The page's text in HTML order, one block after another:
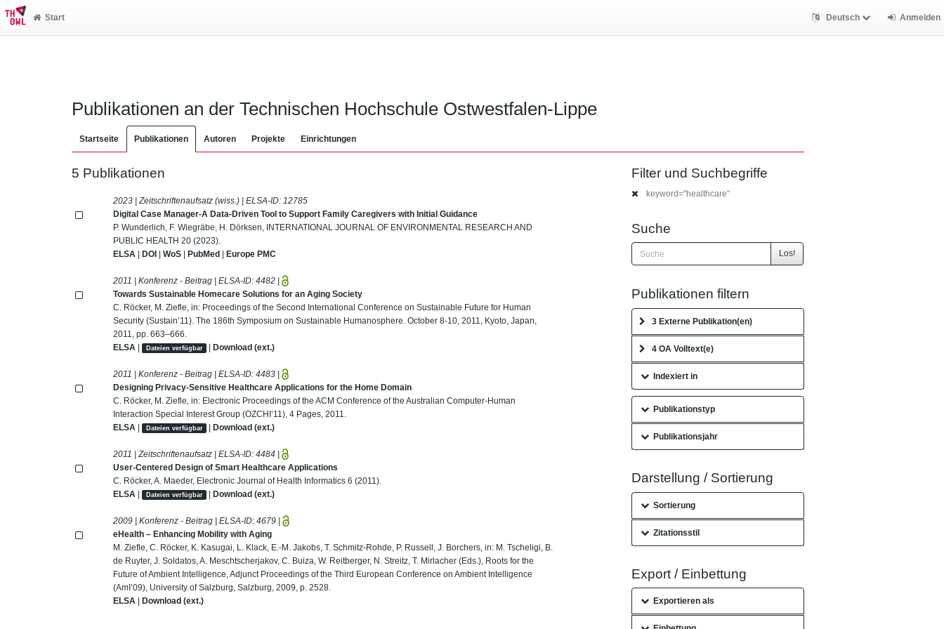
Start Deutsch Anmelden
Publikationen an der Technischen Hochschule Ostwestfalen-Lippe
Startseite Publikationen Autoren Projekte Einrichtungen
5 Publikationen
2023 | Zeitschriftenaufsatz (wiss.) | ELSA-ID: 12785
Digital Case Manager-A Data-Driven Tool to Support Family Caregivers with Initial Guidance
P. Wunderlich, F. Wiegräbe, H. Dörksen, INTERNATIONAL JOURNAL OF ENVIRONMENTAL RESEARCH AND
PUBLIC HEALTH 20 (2023).
ELSA |DOI |WoS |PubMed |Europe PMC
2011 | Konferenz - Beitrag | ELSA-ID:4482 |
Towards Sustainable Homecare Solutions for an Aging Society
C. Röcker, M. Ziefle, in: Proceedings of the Second International Conference on Sustainable Future for Human
Security (Sustain’11). The 186th Symposium on Sustainable Humanosphere. October 8-10, 2011, Kyoto, Japan,
2011, pp. 663–666.
ELSA | Dateien verfügbar |Download (ext.)
2011 | Konferenz - Beitrag | ELSA-ID:4483 |
Designing Privacy-Sensitive Healthcare Applications for the Home Domain
C. Röcker, M. Ziefle, in: Electronic Proceedings of the ACM Conference of the Australian Computer-Human
Interaction Special Interest Group (OZCHI’11), 4 Pages, 2011.
ELSA | Dateien verfügbar |Download (ext.)
2011 | Zeitschriftenaufsatz | ELSA-ID:4484 |
User-Centered Design of Smart Healthcare Applications
C. Röcker, A. Maeder, Electronic Journal of Health Informatics 6 (2011).
ELSA | Dateien verfügbar |Download (ext.)
2009 | Konferenz - Beitrag | ELSA-ID:4679 |
eHealth – Enhancing Mobility with Aging
M. Ziefle, C. Röcker, K. Kasugai, L. Klack, E.-M. Jakobs, T. Schmitz-Rohde, P. Russell, J. Borchers, in: M. Tscheligi, B.
de Ruyter, J. Soldatos, A. Meschtscherjakov, C. Buiza, W. Reitberger, N. Streitz, T. Mirlacher (Eds.), Roots for the
Future of Ambient Intelligence, Adjunct Proceedings of the Third European Conference on Ambient Intelligence
(AmI’09), University of Salzburg, Salzburg, 2009, p. 2528.
ELSA |Download (ext.)
Filter und Suchbegriffe
keyword="healthcare"
Suche
Los!
Publikationen filtern
3 Externe Publikation(en)
4 OA Volltext(e)
Indexiert in
Publikationstyp
Publikationsjahr
Darstellung / Sortierung
Sortierung
Zitationsstil
Export / Einbettung
Exportieren als